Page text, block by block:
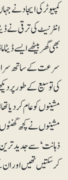
کمپیوٹر کی ایجاد
انٹرنیٹ کی ترقی نے
بھی گھر بیٹھے ایسے
سرعت کے ساتھ
کی توسیع کے طور پر
مشینوں کو عام کردیا
مشینوں نے کچھ
ذہانت‘ سے جدید
کرسکتیں تھیں اور